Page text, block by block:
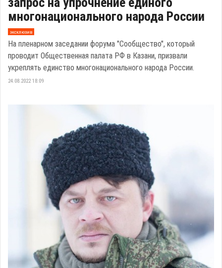
многонационального народа России
эксклюзив
На пленарном заседании форума "Сообщество", который
проводит Общественная палата РФ в Казани, призвали
укреплять единство многонационального народа России.
24.08.2022 18:09